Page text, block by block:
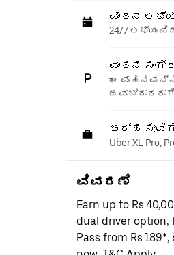
ವಾಹನ
24/7
ವಾಹನ
ಈ
ಅರ್ಹ
Uber XL Pro,
ವಿವರಣೆ
Earn up to
dual driver option,
Pass from